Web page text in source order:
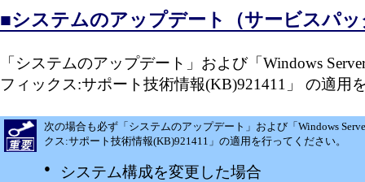
■システムのアップデート（サービスパ
「システムのアップデート」および「Windows
フィックス:サポート技術情報(KB)921411」 の適用
次の場合も必ず「システムのアップデート」および「Windows
クス:サポート技術情報(KB)921411」の適用を行ってください。
●
システム構成を変更した場合